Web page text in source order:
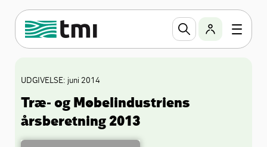
UDGIVELSE: juni 2014
Træ- og Møbelindustriens
årsberetning 2013